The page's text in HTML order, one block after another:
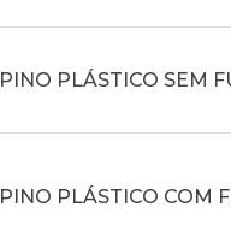
PINO PLÁSTICO SEM
PINO PLÁSTICO COM